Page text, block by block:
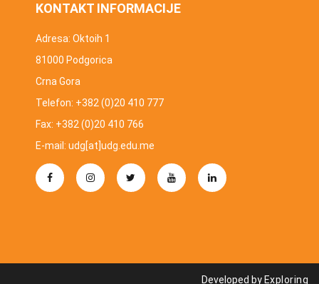
KONTAKT INFORMACIJE
Adresa: Oktoih 1
81000 Podgorica
Crna Gora
Telefon: +382 (0)20 410 777
Fax: +382 (0)20 410 766
E-mail: udg[at]udg.edu.me
Developed by Exploring